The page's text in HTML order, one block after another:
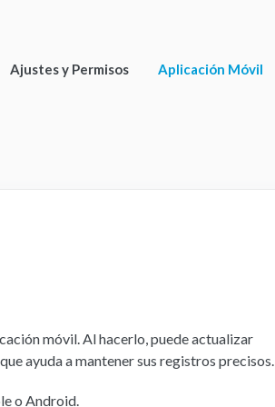
Ajustes y Permisos Aplicación Móvil
móvil. Al hacerlo, puede actualizar
ayuda a mantener sus registros precisos.
o Android.